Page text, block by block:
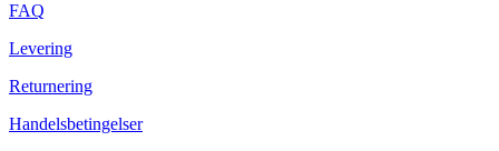
FAQ
Levering
Returnering
Handelsbetingelser